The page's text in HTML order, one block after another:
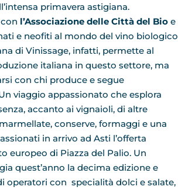
primavera astigiana.
l’Associazione delle Città del Bio e
e neofiti al mondo del vino biologico
di Vinissage, infatti, permette al
italiana in questo settore, ma
con chi produce e segue
viaggio appassionato che esplora
accanto ai vignaioli, di altre
conserve, formaggi e una
in arrivo ad Asti l’offerta
europeo di Piazza del Palio. Un
quest’anno la decima edizione e
operatori con specialità dolci e salate,